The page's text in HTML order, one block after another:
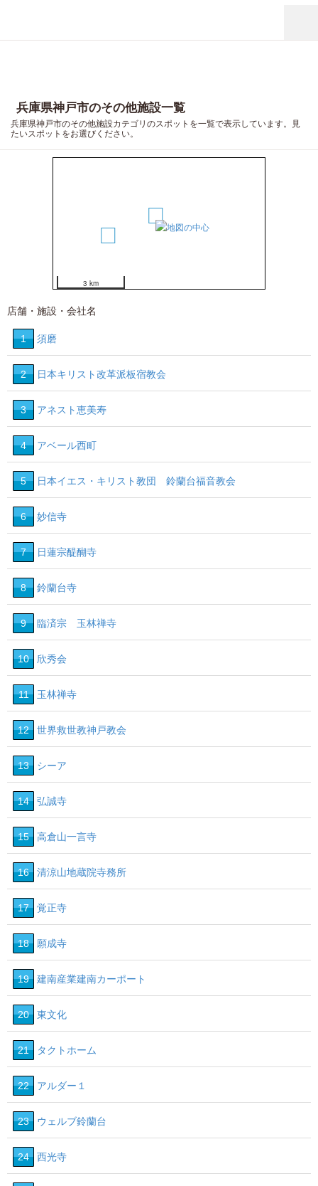
兵庫県神戸市のその他施設一覧
兵庫県神戸市のその他施設カテゴリのスポットを一覧で表示しています。見
たいスポットをお選びください。
3 km
店舗・施設・会社名
1 須磨
2 日本キリスト改革派板宿教会
3 アネスト恵美寿
4 アベール西町
5 日本イエス・キリスト教団 鈴蘭台福音教会
6 妙信寺
7 日蓮宗醍醐寺
8 鈴蘭台寺
9 臨済宗 玉林禅寺
10 欣秀会
11 玉林禅寺
12 世界救世教神戸教会
13 シーア
14 弘誠寺
15 高倉山一言寺
16 清涼山地蔵院寺務所
17 覚正寺
18 願成寺
19 建南産業建南カーポート
20 東文化
21 タクトホーム
22 アルダー１
23 ウェルブ鈴蘭台
24 西光寺